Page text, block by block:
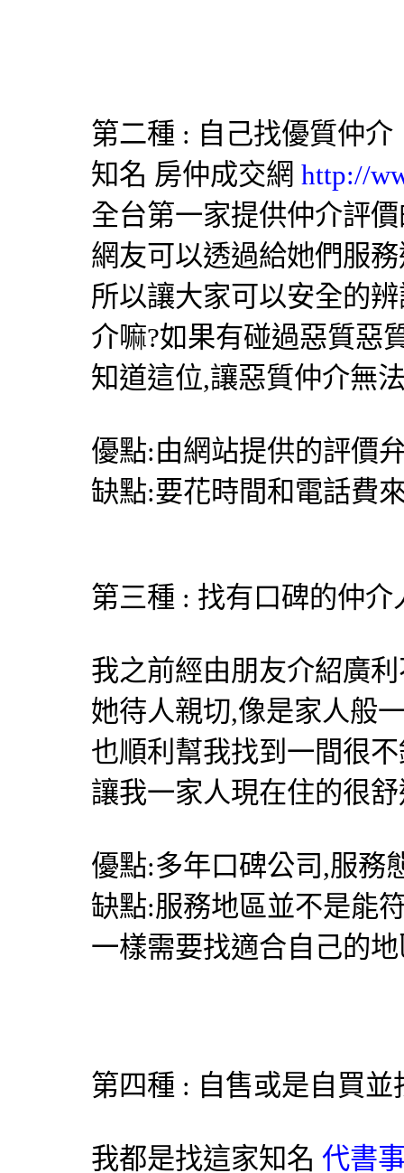
第二種 : 自己找優質仲介
知名 房仲成交網 http://
全台第一家提供仲介評
網友可以透過給她們服
所以讓大家可以安全的
介嘛?如果有碰過惡質惡
知道這位,讓惡質仲介無
優點:由網站提供的評價
缺點:要花時間和電話費
第三種 : 找有口碑的仲介
我之前經由朋友介紹廣
她待人親切,像是家人般
也順利幫我找到一間很
讓我一家人現在住的很
優點:多年口碑公司,服務
缺點:服務地區並不是能
一樣需要找適合自己的
第四種 : 自售或是自買
我都是找這家知名 代書